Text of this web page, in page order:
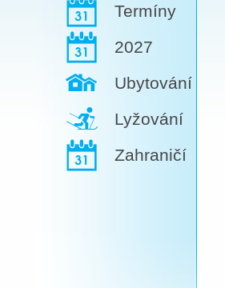
Termíny
2027
Ubytování
Lyžování
Zahraničí